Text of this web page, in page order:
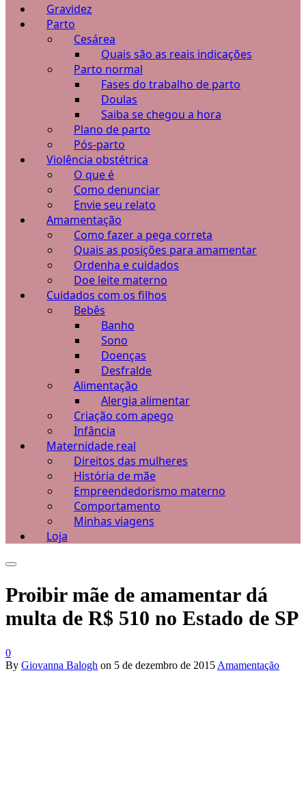
Gravidez
Parto
Cesárea
Quais são as reais indicações
Parto normal
Fases do trabalho de parto
Doulas
Saiba se chegou a hora
Plano de parto
Pós-parto
Violência obstétrica
O que é
Como denunciar
Envie seu relato
Amamentação
Como fazer a pega correta
Quais as posições para amamentar
Ordenha e cuidados
Doe leite materno
Cuidados com os filhos
Bebês
Banho
Sono
Doenças
Desfralde
Alimentação
Alergia alimentar
Criação com apego
Infância
Maternidade real
Direitos das mulheres
História de mãe
Empreendedorismo materno
Comportamento
Minhas viagens
Loja
Proibir mãe de amamentar dá
multa de R$ 510 no Estado de SP
0
By Giovanna Balogh on 5 de dezembro de 2015 Amamentação